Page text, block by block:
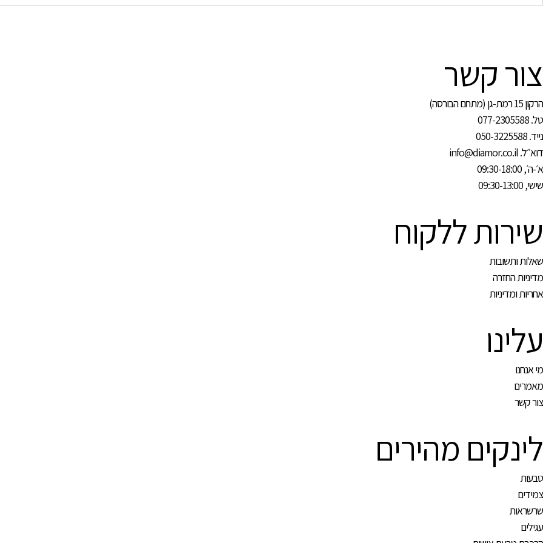
צור קשר
הרקון 15 רמת-גן (מתחם הבורסה)
טל. 077-2305588
נייד. 050-3225588
דוא״ל. info@diamor.co.il
א׳-ה׳, 09:30-18:00
שישי, 09:30-13:00
שירות ללקוח
שאלות ותשובות
מדיניות החזרה
אחריות ומדיניות
עלינו
מי אנחנו
מאמרים
צור קשר
לינקים מהירים
טבעות
צמידים
שרשראות
עגילים